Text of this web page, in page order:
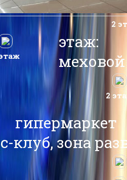
2
этаж:
меховой
2
клуб, зона